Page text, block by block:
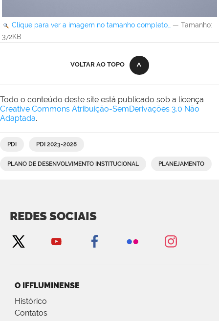
Clique para ver a imagem no tamanho completo… — Tamanho:
372KB
VOLTAR AO TOPO
Todo o conteúdo deste site está publicado sob a licença
Creative Commons Atribuição-SemDerivações 3.0 Não
Adaptada.
PDI PDI 2023-2028
PLANO DE DESENVOLVIMENTO INSTITUCIONAL PLANEJAMENTO
REDES SOCIAIS
O IFFLUMINENSE
Histórico
Contatos